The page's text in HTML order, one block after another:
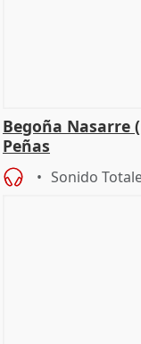
Begoña Nasarre
Peñas
Sonido